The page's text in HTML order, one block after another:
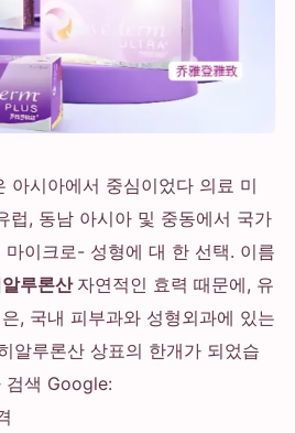
아시아에서 중심이었다 의료 미
럽, 동남 아시아 및 중동에서 국가
이크로- 성형에 대 한 선택. 이름
루론산자연적인 효력 때문에, 유
, 국내 피부과와 성형외과에 있는
알루론산 상표의 한개가 되었습
검색 Google: